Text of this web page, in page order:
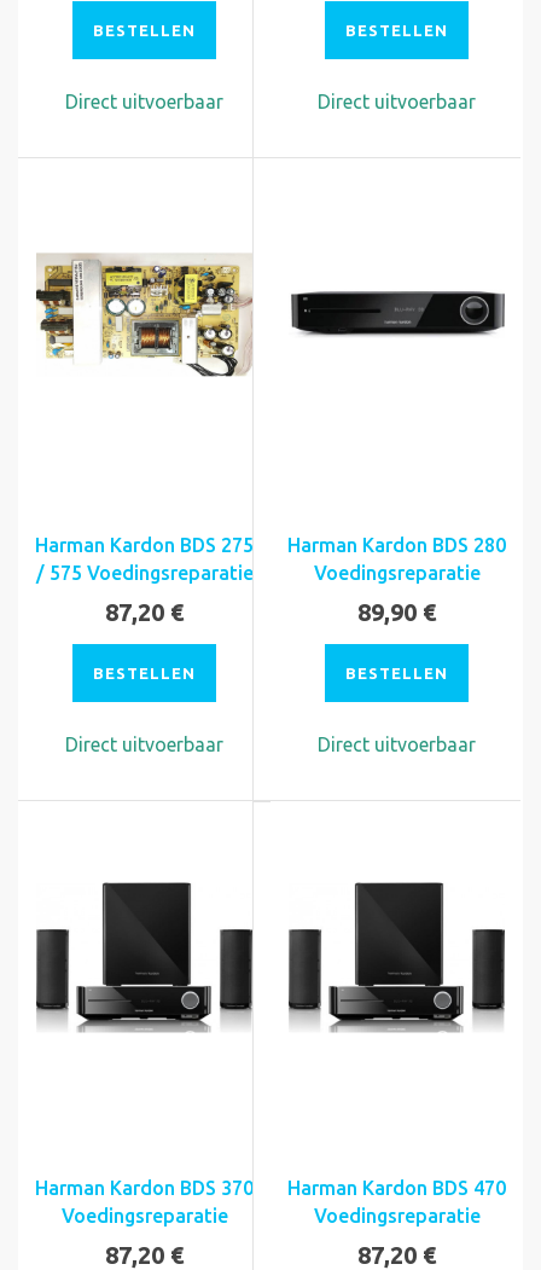
BESTELLEN
Direct uitvoerbaar
BESTELLEN
Direct uitvoerbaar
Harman Kardon BDS 275
/ 575 Voedingsreparatie
87,20 €
BESTELLEN
Direct uitvoerbaar
Harman Kardon BDS 280
Voedingsreparatie
89,90 €
BESTELLEN
Direct uitvoerbaar
Harman Kardon BDS 370
Voedingsreparatie
87,20 €
Harman Kardon BDS 470
Voedingsreparatie
87,20 €